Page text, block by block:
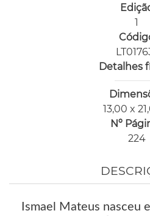
1
Detalhes
13,00 x
Nº
224
Ismael Mateus nasceu